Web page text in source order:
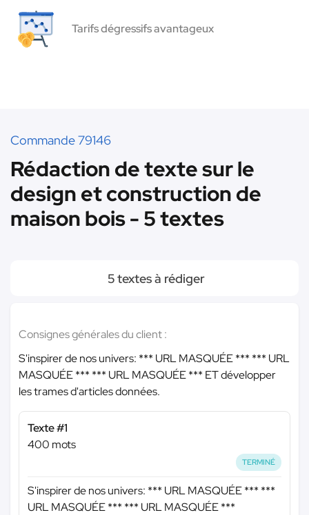
Tarifs dégressifs avantageux
Commande 79146
Rédaction de texte sur le
design et construction de
maison bois - 5 textes
5 textes à rédiger
Consignes générales du client :
S'inspirer de nos univers: *** URL MASQUÉE *** *** URL
MASQUÉE *** *** URL MASQUÉE *** ET développer
les trames d'articles données.
Texte #1
400 mots
TERMINÉ
S'inspirer de nos univers: *** URL MASQUÉE *** ***
URL MASQUÉE *** *** URL MASQUÉE ***